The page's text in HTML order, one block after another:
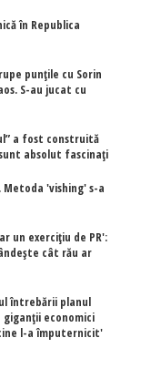
în Republica
punțile cu Sorin
S-au jucat cu
a fost construită
absolut fascinați
'vishing' s-a
un exercițiu de PR':
cât rău ar
întrebării planul
economici
l-a împuternicit'